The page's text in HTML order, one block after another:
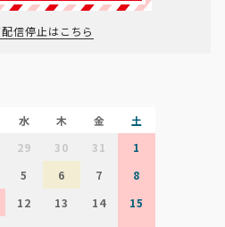
信停止はこちら
水 木 金
土
29 30 31
1
5 6 7
8
12 13 14
15